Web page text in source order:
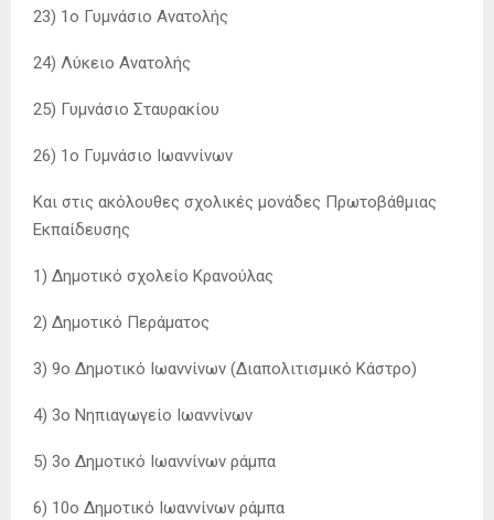
23) 1ο Γυμνάσιο Ανατολής
24) Λύκειο Ανατολής
25) Γυμνάσιο Σταυρακίου
26) 1ο Γυμνάσιο Ιωαννίνων
Και στις ακόλουθες σχολικές μονάδες Πρωτοβάθμιας
Εκπαίδευσης
1) Δημοτικό σχολείο Κρανούλας
2) Δημοτικό Περάματος
3) 9ο Δημοτικό Ιωαννίνων (Διαπολιτισμικό Κάστρο)
4) 3ο Νηπιαγωγείο Ιωαννίνων
5) 3ο Δημοτικό Ιωαννίνων ράμπα
6) 10ο Δημοτικό Ιωαννίνων ράμπα